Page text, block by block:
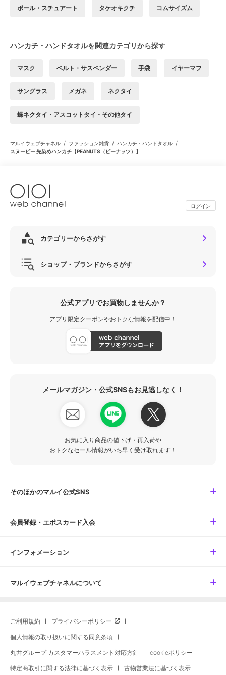
ポール・スチュアート タケオキクチ コムサイズム
ハンカチ・ハンドタオルを関連カテゴリから探す
マスク ベルト・サスペンダー 手袋 イヤーマフ
サングラス メガネ ネクタイ
蝶ネクタイ・アスコットタイ・その他タイ
マルイウェブチャネル / ファッション雑貨 / ハンカチ・ハンドタオル /
スヌーピー 先染めハンカチ【PEANUTS（ピーナッツ）】
ログイン
カテゴリーからさがす
ショップ・ブランドからさがす
公式アプリでお買物しませんか？
アプリ限定クーポンやおトクな情報を配信中！
メールマガジン・公式SNSもお見逃しなく！
お気に入り商品の値下げ・再入荷や
おトクなセール情報がいち早く受け取れます！
そのほかのマルイ公式SNS
会員登録・エポスカード入会
インフォメーション
マルイウェブチャネルについて
ご利用規約 プライバシーポリシー
個人情報の取り扱いに関する同意条項
丸井グループ カスタマーハラスメント対応方針 cookieポリシー
特定商取引に関する法律に基づく表示 古物営業法に基づく表示